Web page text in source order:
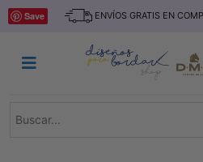
Saltar
ENVÍOS GRATIS EN
INICIO
TEJIDO
Save